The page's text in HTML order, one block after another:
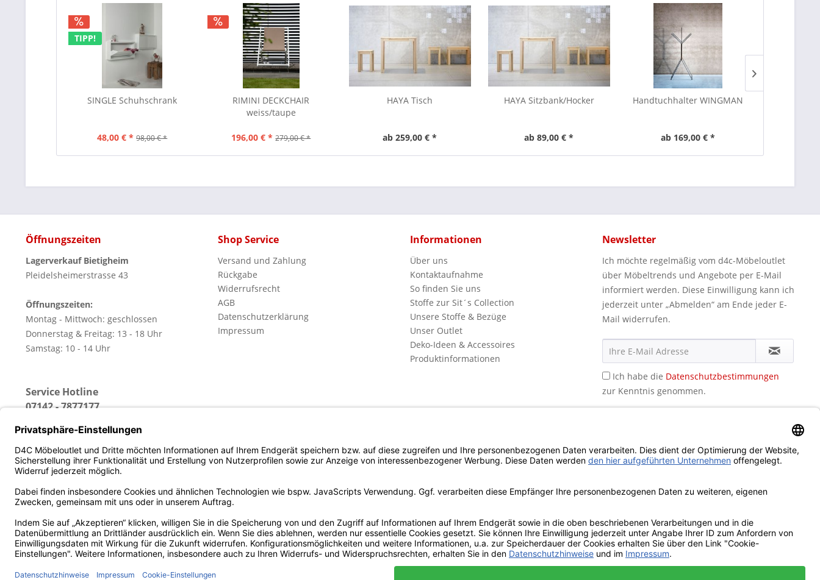
TIPP!
SINGLE Schuhschrank
48,00 € * 98,00 € *
RIMINI DECKCHAIR
weiss/taupe
196,00 € * 279,00 € *
HAYA Tisch
ab 259,00 € *
HAYA Sitzbank/Hocker
ab 89,00 € *
Handtuchhalter WINGMAN
ab 169,00 € *
Öffnungszeiten
Lagerverkauf Bietigheim
Pleidelsheimerstrasse 43
Öffnungszeiten:
Montag - Mittwoch: geschlossen
Donnerstag & Freitag: 13 - 18 Uhr
Samstag: 10 - 14 Uhr
Service Hotline
07142 - 7877177
Shop Service
Versand und Zahlung
Rückgabe
Widerrufsrecht
AGB
Datenschutzerklärung
Impressum
Informationen
Über uns
Kontaktaufnahme
So finden Sie uns
Stoffe zur Sit´s Collection
Unsere Stoffe & Bezüge
Unser Outlet
Deko-Ideen & Accessoires
Produktinformationen
Newsletter
Ich möchte regelmäßig vom d4c-Möbeloutlet
über Möbeltrends und Angebote per E-Mail
informiert werden. Diese Einwilligung kann ich
jederzeit unter „Abmelden“ am Ende jeder E-
Mail widerrufen.
Ich habe die Datenschutzbestimmungen
zur Kenntnis genommen.
* Alle Preise inkl. gesetzl. Mehrwertsteuer zzgl. evtl.Versandkosten und ggf. Nachnahmegebühren, wenn nicht anders beschrieben
Diese Website benutzt Cookies, die für den technischen Betrieb der Website erforderlich sind und stets gesetzt werden. Andere Cookies,